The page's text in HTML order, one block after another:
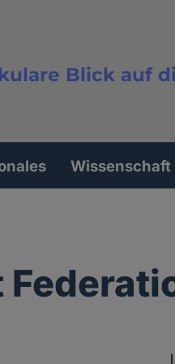
Blick auf
Wissenschaft